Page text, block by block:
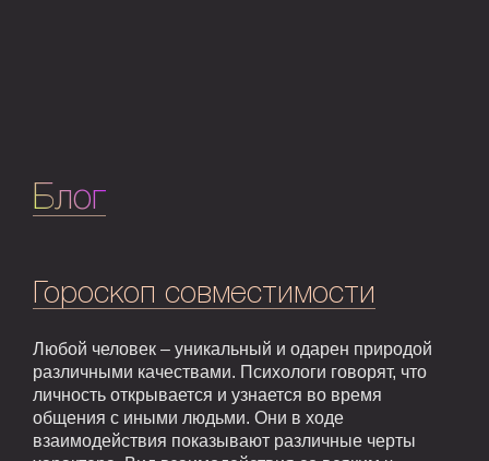
Блог
Гороскоп совместимости
Любой человек – уникальный и одарен природой
различными качествами. Психологи говорят, что
личность открывается и узнается во время
общения с иными людьми. Они в ходе
взаимодействия показывают различные черты